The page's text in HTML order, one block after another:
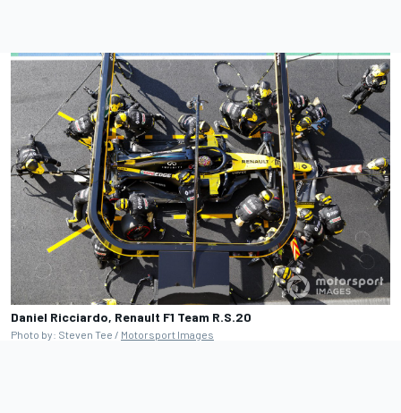
Daniel Ricciardo, Renault F1 Team R.S.20
Photo by: Steven Tee / Motorsport Images